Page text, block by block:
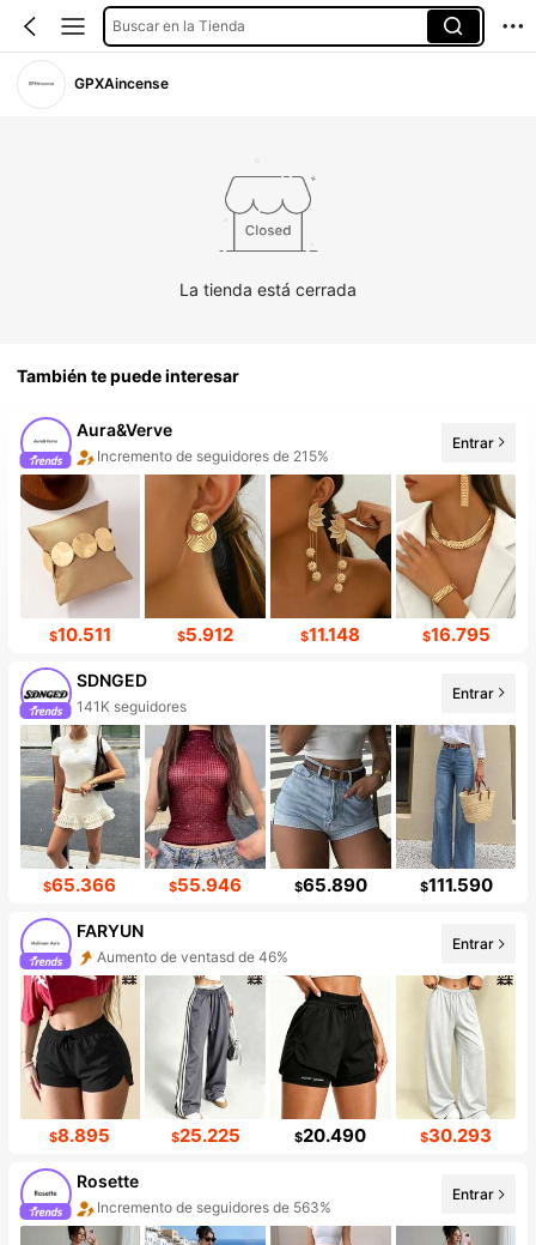
Buscar en la Tienda
GPXAincense
La tienda está cerrada
También te puede interesar
Aura&Verve
Incremento de seguidores de 215%
Entrar
$10.511 $5.912 $11.148 $16.795
SDNGED
141K seguidores
Entrar
$65.366 $55.946 $65.890 $111.590
FARYUN
Aumento de ventasd de 46%
Entrar
$8.895 $25.225 $20.490 $30.293
Rosette
Incremento de seguidores de 563%
Entrar